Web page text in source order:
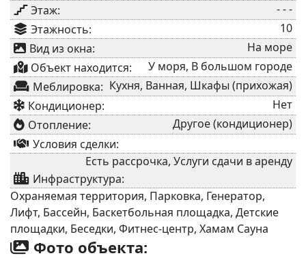
Этаж:
- - -
Этажность:
10
Вид из окна:
На море
Объект находится:
У моря, В большом городе
Меблировка: Кухня, Ванная, Шкафы (прихожая)
Кондиционер:
Нет
Отопление:
Другое (кондиционер)
Условия сделки:
Есть рассрочка, Услуги сдачи в аренду
Инфраструктура:
Охраняемая территория, Парковка, Генератор,
Лифт, Бассейн, Баскетбольная площадка, Детские
площадки, Беседки, Фитнес-центр, Хамам Сауна
Фото объекта: